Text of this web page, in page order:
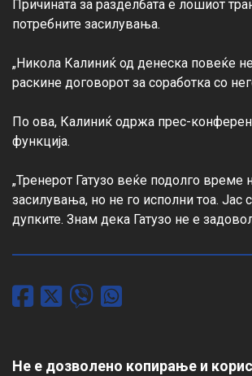
Причината за разделбата е лошиот
потребните засилувања.
„Никола Калиниќ од денеска повеќе
раскине договорот за соработка со
По ова, Калиниќ одржа прес-
функција.
„Тренерот Гатузо веќе подолго време
засилувања, но не го исполни тоа. Јас
дупките. Знам дека Гатузо не е
Не е дозволено копирање и